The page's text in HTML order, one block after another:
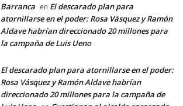
Barranca en El descarado plan para
atornillarse en el poder: Rosa Vásquez y Ramón
Aldave habrían direccionado 20 millones para
la campaña de Luis Ueno
El descarado plan para atornillarse en el poder:
Rosa Vásquez y Ramón Aldave habrían
direccionado 20 millones para la campaña de